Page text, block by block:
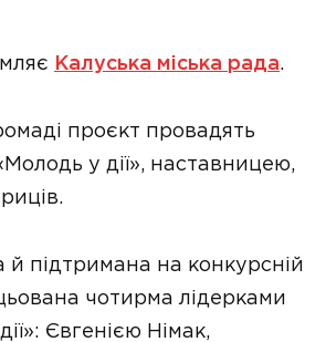
Калуська міська рада.
проєкт провадять
у дії», наставницею,
й підтримана на конкурсній
чотирма лідерками
Євгенією Німак,